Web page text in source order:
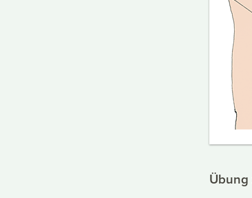
Übung